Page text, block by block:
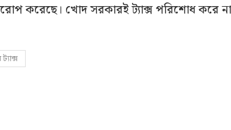
করেছে। খোদ সরকারই ট্যাক্স পরিশোধ করে